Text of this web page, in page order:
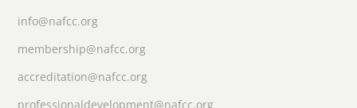
info@nafcc.org
membership@nafcc.org
accreditation@nafcc.org
professionaldevelopment@nafcc.org